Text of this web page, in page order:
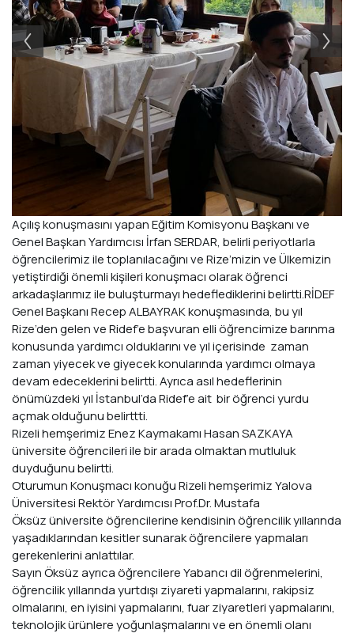
Açılış konuşmasını yapan Eğitim Komisyonu Başkanı ve
Genel Başkan Yardımcısı İrfan SERDAR, belirli periyotlarla
öğrencilerimiz ile toplanılacağını ve Rize’mizin ve Ülkemizin
yetiştirdiği önemli kişileri konuşmacı olarak öğrenci
arkadaşlarımız ile buluşturmayı hedeflediklerini belirtti.RİDEF
Genel Başkanı Recep ALBAYRAK konuşmasında, bu yıl
Rize’den gelen ve Ridef’e başvuran elli öğrencimize barınma
konusunda yardımcı olduklarını ve yıl içerisinde zaman
zaman yiyecek ve giyecek konularında yardımcı olmaya
devam edeceklerini belirtti. Ayrıca asıl hedeflerinin
önümüzdeki yıl İstanbul’da Ridef’e ait bir öğrenci yurdu
açmak olduğunu belirttti.
Rizeli hemşerimiz Enez Kaymakamı Hasan SAZKAYA
üniversite öğrencileri ile bir arada olmaktan mutluluk
duyduğunu belirtti.
Oturumun Konuşmacı konuğu Rizeli hemşerimiz Yalova
Üniversitesi Rektör Yardımcısı Prof.Dr.Mustafa
Öksüzüniversite öğrencilerine kendisinin öğrencilik yıllarında
yaşadıklarından kesitler sunarak öğrencilere yapmaları
gerekenlerini anlattılar.
Sayın Öksüz ayrıca öğrencilere Yabancı dil öğrenmelerini,
öğrencilik yıllarında yurtdışı ziyareti yapmalarını, rakipsiz
olmalarını, en iyisini yapmalarını, fuar ziyaretleri yapmalarını,
teknolojik ürünlere yoğunlaşmalarını ve en önemli olanı